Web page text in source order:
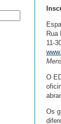
Rua
11-
O
Os